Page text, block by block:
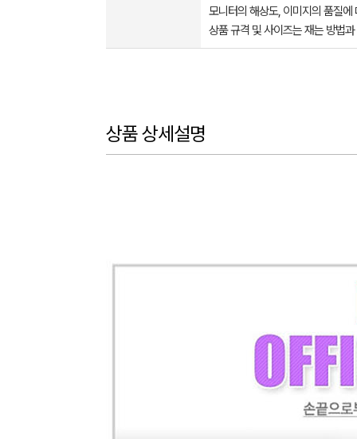
모니터의 해상도, 이미지의 품질
상품 규격 및 사이즈는 재는 방법
상품 상세설명